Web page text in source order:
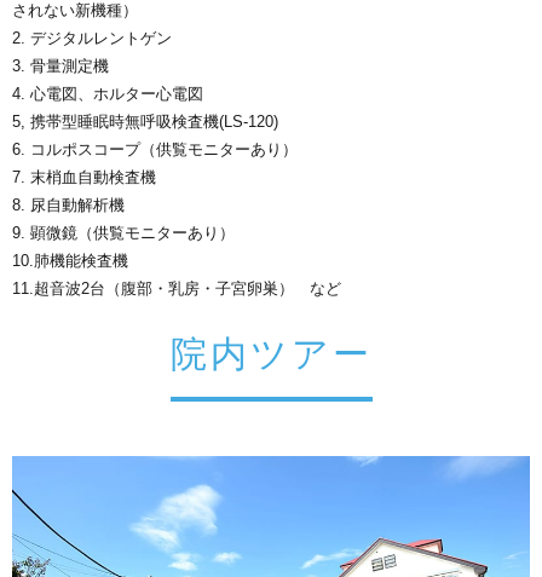
されない新機種）
2. デジタルレントゲン
3. 骨量測定機
4. 心電図、ホルター心電図
5, 携帯型睡眠時無呼吸検査機(LS-120)
6. コルポスコープ（供覧モニターあり）
7. 末梢血自動検査機
8. 尿自動解析機
9. 顕微鏡（供覧モニターあり）
10.肺機能検査機
11.超音波2台（腹部・乳房・子宮卵巣） など
院内ツアー